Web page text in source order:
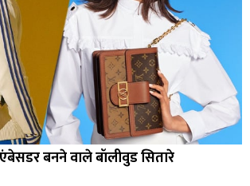
एंबेसडर बनने वाले बॉलीवुड सितारे